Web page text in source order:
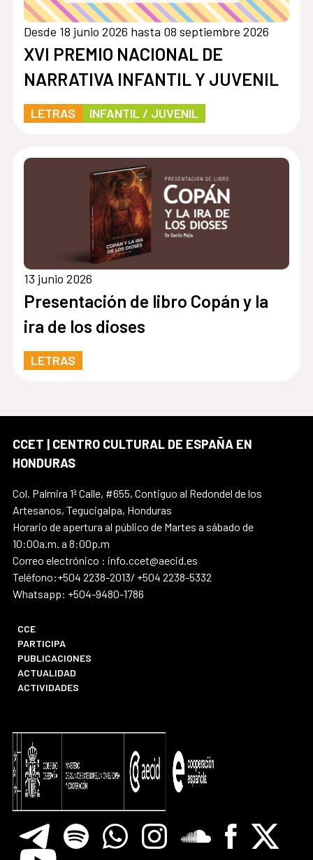
Desde 18 junio 2026 hasta 08 septiembre 2026
XVI PREMIO NACIONAL DE
NARRATIVA INFANTIL Y JUVENIL
LETRAS INFANTIL / JUVENIL
13 junio 2026
Presentación de libro Copán y la
ira de los dioses
LETRAS
CCET | CENTRO CULTURAL DE ESPAÑA EN
HONDURAS
Col. Palmira 1ª Calle, #655, Contiguo al Redondel de los
Artesanos, Tegucigalpa, Honduras
Horario de apertura al público de Martes a sábado de
10:00a.m. a 8:00p.m
Correo electrónico : info.ccet@aecid.es
Teléfono:+504 2238-2013/ +504 2238-5332
Whatsapp: +504-9480-1786
CCE
PARTICIPA
PUBLICACIONES
ACTUALIDAD
ACTIVIDADES
TelegramSpotify WhatsappInstagramSoundcloreFacebook
X